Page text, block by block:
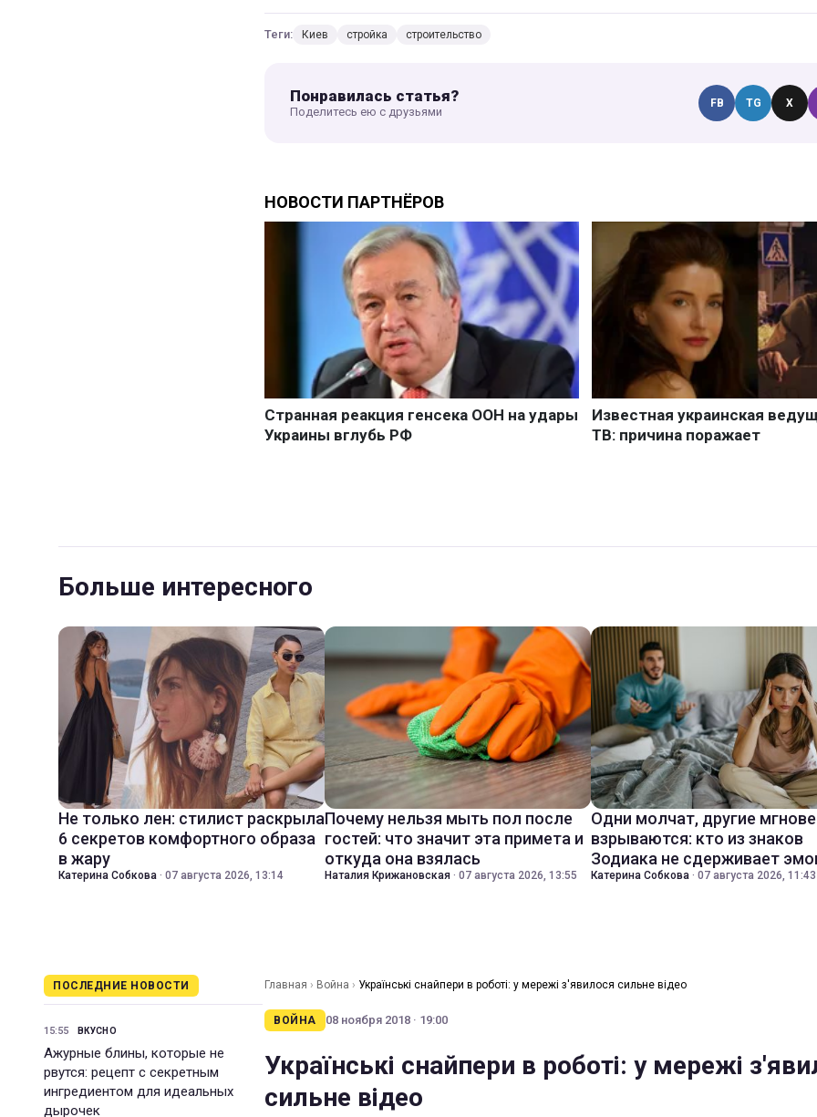
Теги: Киев стройка строительство
Понравилась статья?
Поделитесь ею с друзьями
FB TG X
Больше интересного
Не только лен: стилист раскрыла
6 секретов комфортного образа
в жару
Катерина Собкова · 07 августа 2026, 13:14
Почему нельзя мыть пол после
гостей: что значит эта примета и
откуда она взялась
Наталия Крижановская · 07 августа 2026, 13:55
Одни молчат, другие
взрываются: кто из знаков
Зодиака не сдерживает
Катерина Собкова · 07 августа 2026, 11:43
ПОСЛЕДНИЕ НОВОСТИ
15:55 ВКУСНО
Ажурные блины, которые не
рвутся: рецепт с секретным
ингредиентом для идеальных
дырочек
Главная › Война › Українські снайпери в роботі: у мережі з'явилося сильне відео
ВОЙНА 08 ноября 2018 · 19:00
Українські снайпери в роботі: у мережі
сильне відео